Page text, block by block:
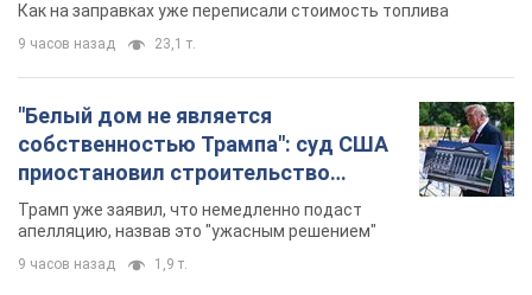
Как на заправках уже переписали стоимость топлива
9 часов назад 23,1 т.
"Белый дом не является
собственностью Трампа": суд США
приостановил строительство
бального зала стоимостью 400 млн
долларов
Трамп уже заявил, что немедленно подаст
апелляцию, назвав это "ужасным решением"
9 часов назад 1,9 т.